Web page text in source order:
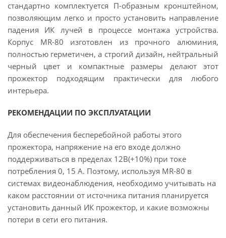
стандартно комплектуется П-образным кронштейном,
позволяющим легко и просто установить направление
падения ИК лучей в процессе монтажа устройства.
Корпус MR-80 изготовлен из прочного алюминия,
полностью герметичен, а строгий дизайн, нейтральный
черный цвет и компактные размеры делают этот
прожектор подходящим практически для любого
интерьера.
РЕКОМЕНДАЦИИ ПО ЭКСПЛУАТАЦИИ
Для обеспечения бесперебойной работы этого
прожектора, напряжение на его входе должно
поддерживаться в пределах 12В(+10%) при токе
потребления 0, 15 А. Поэтому, используя MR-80 в
системах видеонаблюдения, необходимо учитывать на
каком расстоянии от источника питания планируется
установить данный ИК прожектор, и какие возможны
потери в сети его питания.